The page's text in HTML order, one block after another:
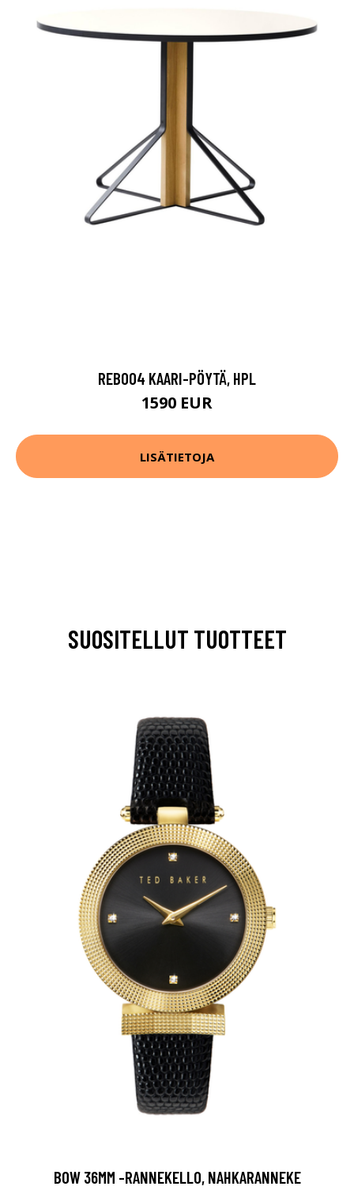
REB004 KAARI-PÖYTÄ, HPL
1590 EUR
LISÄTIETOJA
SUOSITELLUT TUOTTEET
BOW 36MM -RANNEKELLO, NAHKARANNEKE